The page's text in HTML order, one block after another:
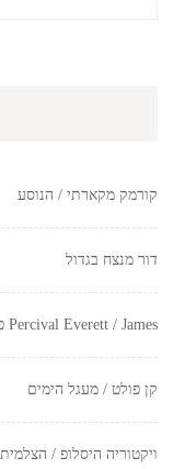
קורמק מקארתי / הנוסע
דור מנצח בגדול
Percival Everett / James פרסיבל אוורט / ג'יימס
קן פולט / מעגל הימים
ויקטוריה היסלופ / הצלמית